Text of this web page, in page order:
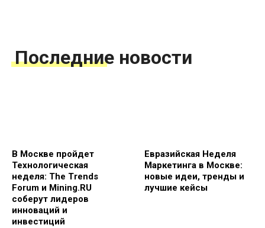
Последние новости
В Москве пройдет
Технологическая
неделя: The Trends
Forum и Mining.RU
соберут лидеров
инноваций и
инвестиций
Евразийская Неделя
Маркетинга в Москве:
новые идеи, тренды и
лучшие кейсы